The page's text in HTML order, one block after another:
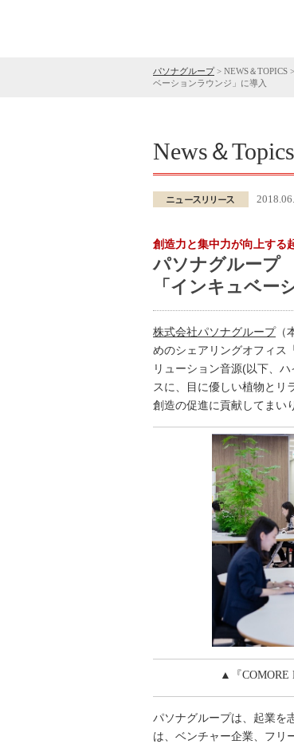
パソナグループ> NEWS＆TOPICS >
ベーションラウンジ」に導入
News＆Topics
創造力と集中力が向上する
パソナグループ
「インキュベー
株式会社パソナグループ（
めのシェアリングオフィス
リューション音源(以下、
スに、目に優しい植物とリ
創造の促進に貢献してまい
▲『COMORE
パソナグループは、起業を
は、ベンチャー企業、フリ